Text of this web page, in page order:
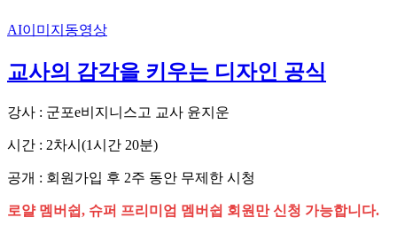
AI이미지동영상
교사의 감각을 키우는 디자인 공식
강사 : 군포e비지니스고 교사 윤지운
시간 : 2차시(1시간 20분)
공개 : 회원가입 후 2주 동안 무제한 시청
로얄 멤버쉽, 슈퍼 프리미엄 멤버쉽 회원만 신청 가능합니다.